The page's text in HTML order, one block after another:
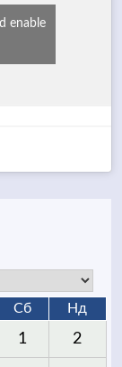
enable
Сб Нд
1 2